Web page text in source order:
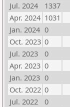
Jul. 2024
1337
Apr. 2024 1031
Jan. 2024 0
Oct. 2023 0
Jul. 2023
0
Apr. 2023 0
Jan. 2023 0
Oct. 2022 0
Jul. 2022
0